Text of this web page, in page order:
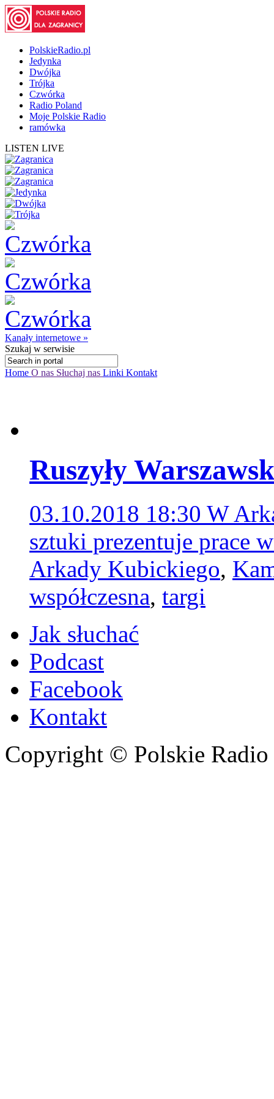
PolskieRadio.pl
Jedynka
Dwójka
Trójka
Czwórka
Radio Poland
Moje Polskie Radio
ramówka
LISTEN LIVE
Kanały internetowe »
Szukaj w serwisie
Home O nas Słuchaj nas Linki Kontakt
Ruszyły
03.10.2018 18:30 W
sztuki prezentuje prace
Arkady Kubickiego,
współczesna, targi
Jak słuchać
Podcast
Facebook
Kontakt
Copyright © Polskie